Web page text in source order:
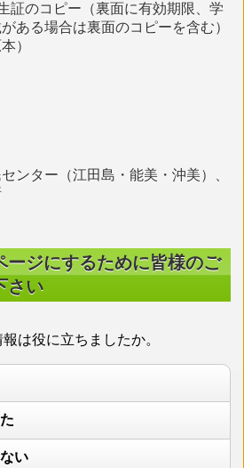
証のコピー（裏面に有効期限、学
ある場合は裏面のコピーを含む）
）
ンター（江田島・能美・沖美）、
ージにするために皆様のご
さい
は役に立ちましたか。
い